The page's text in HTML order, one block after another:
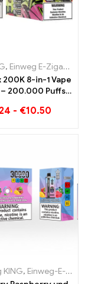
,Einweg-E-
, Einweg E-Zigaretten
200K 8-in-1 Vape
200.000 Puffs
- €10.50
,Einweg-E-
KING, Einweg-E-Zigaretten Litauen